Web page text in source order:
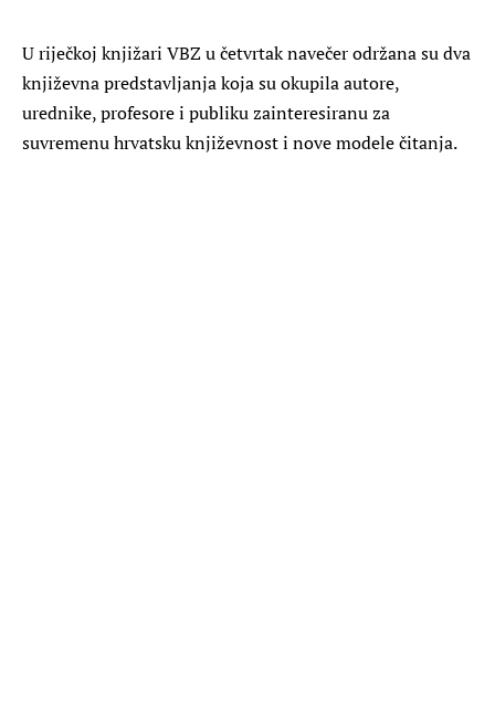
U riječkoj knjižari VBZ u četvrtak navečer održana su dva
književna predstavljanja koja su okupila autore,
urednike, profesore i publiku zainteresiranu za
suvremenu hrvatsku književnost i nove modele čitanja.